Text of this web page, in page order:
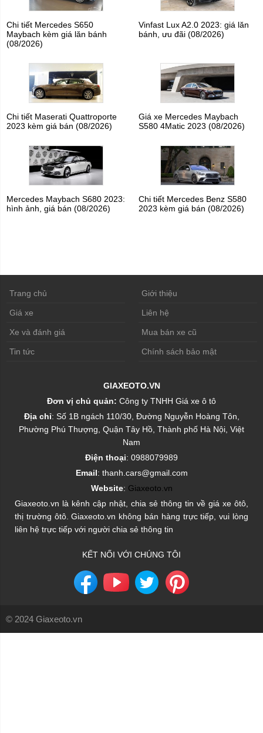
Chi tiết Mercedes S650
Maybach kèm giá lăn bánh
(08/2026)
Vinfast Lux A2.0 2023: giá lăn
bánh, ưu đãi (08/2026)
Chi tiết Maserati Quattroporte
2023 kèm giá bán (08/2026)
Giá xe Mercedes Maybach
S580 4Matic 2023 (08/2026)
Mercedes Maybach S680 2023:
hình ảnh, giá bán (08/2026)
Chi tiết Mercedes Benz S580
2023 kèm giá bán (08/2026)
Trang chủ Giới thiệu
Giá xe Liên hệ
Xe và đánh giá Mua bán xe cũ
Tin tức Chính sách bảo mật
GIAXEOTO.VN
Đơn vị chủ quản: Công ty TNHH Giá xe ô tô
Địa chỉ: Số 1B ngách 110/30, Đường Nguyễn Hoàng Tôn,
Phường Phú Thượng, Quận Tây Hồ, Thành phố Hà Nội, Việt
Nam
Điện thoại: 0988079989
Email: thanh.cars@gmail.com
Website: Giaxeoto.vn
Giaxeoto.vn là kênh cập nhật, chia sẻ thông tin về giá xe ôtô,
thị trường ôtô. Giaxeoto.vn không bán hàng trực tiếp, vui lòng
liên hệ trực tiếp với người chia sẻ thông tin
KẾT NỐI VỚI CHÚNG TÔI
© 2024 Giaxeoto.vn